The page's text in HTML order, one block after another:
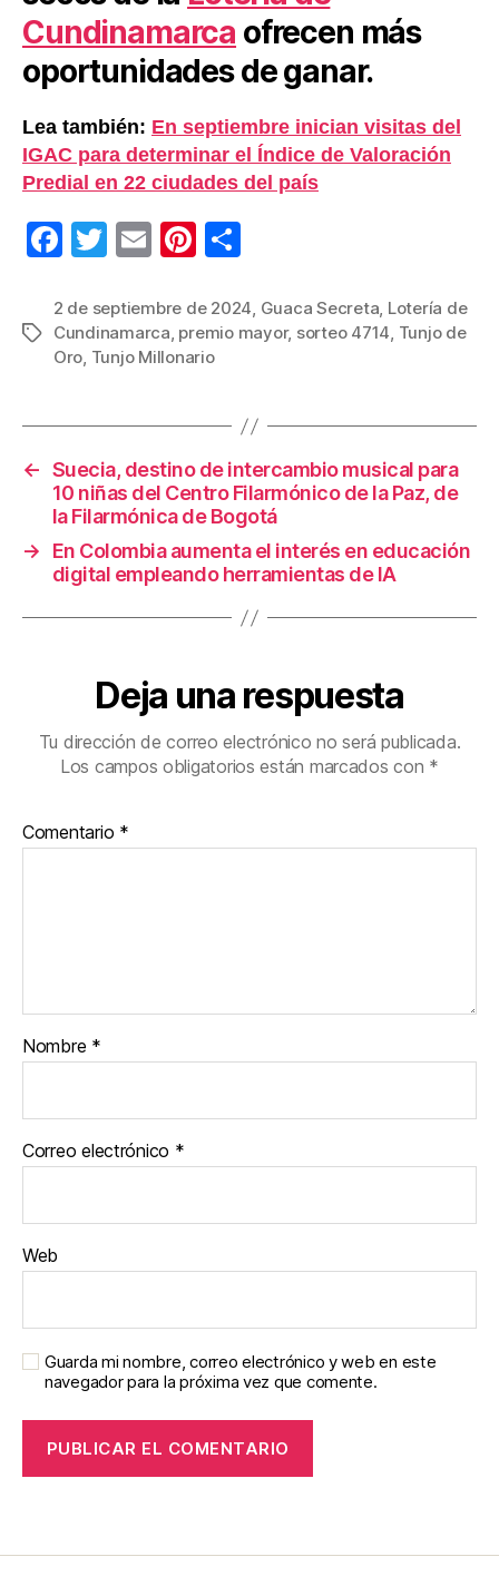
Cundinamarca ofrecen más
oportunidades de ganar.
Lea también: En septiembre inician visitas del
IGAC para determinar el Índice de Valoración
Predial en 22 ciudades del país
F
c
e
o
o
k
T
tt
er
E
ail
Pi
er
e
m
p
tir
Etiquetas
2 de septiembre de 2024, Guaca Secreta, Lotería de
Cundinamarca, premio mayor, sorteo 4714, Tunjo de
Oro, Tunjo Millonario
← Suecia, destino de intercambio musical para
10 niñas del Centro Filarmónico de la Paz, de
la Filarmónica de Bogotá
→
En Colombia aumenta el interés en educación
digital empleando herramientas de IA
Deja una respuesta
Tu dirección de correo electrónico no será publicada.
Los campos obligatorios están marcados con *
Comentario *
Nombre *
Correo electrónico *
Web
Guarda mi nombre, correo electrónico y web en este
navegador para la próxima vez que comente.